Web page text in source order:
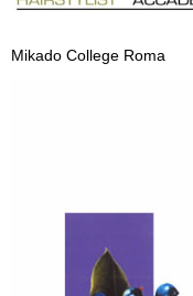
Mikado College Roma